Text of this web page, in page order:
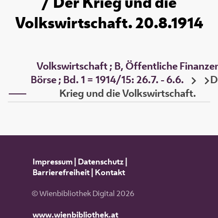
Volkswirtschaft. 20.8.1914
Volkswirtschaft ; B, Öffentliche
Börse ; Bd. 1 = 1914/15: 26.7. - 6.6.
Krieg und die Volkswirtschaft.
Impressum| Datenschutz|
Barrierefreiheit| Kontakt
© Wienbibliothek Digital 2026
www.wienbibliothek.at